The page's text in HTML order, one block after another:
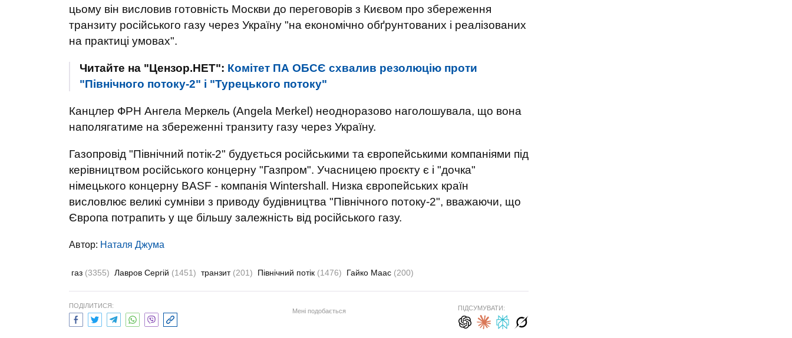
цьому він висловив готовність Москви до переговорів з Києвом про збереження
транзиту російського газу через Україну "на економічно обґрунтованих і реалізованих
на практиці умовах".
Читайте на "Цензор.НЕТ": Комітет ПА ОБСЄ схвалив резолюцію проти
"Північного потоку-2" і "Турецького потоку"
Канцлер ФРН Ангела Меркель (Angela Merkel) неодноразово наголошувала, що вона
наполягатиме на збереженні транзиту газу через Україну.
Газопровід "Північний потік-2" будується російськими та європейськими компаніями під
керівництвом російського концерну "Газпром". Учасницею проєкту є і "дочка"
німецького концерну BASF - компанія Wintershall. Низка європейських країн
висловлює великі сумніви з приводу будівництва "Північного потоку-2", вважаючи, що
Європа потрапить у ще більшу залежність від російського газу.
Автор: Наталя Джума
газ (3355) Лавров Сергій (1451) транзит (201) Північний потік (1476) Гайко Маас (200)
ПОДІЛИТИСЯ:
Мені подобається ПІДСУМУВАТИ: